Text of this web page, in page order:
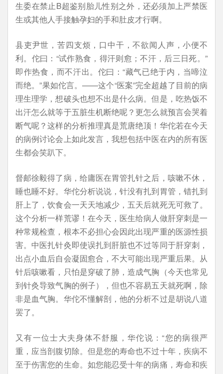
生委在禁止B超鉴别胎儿性别之外，还必须加上严禁医
生或其他人手接触孕妇的手和肚皮才行啊。
县吏尹世，苦四支烦，口中干，不欲闻人声，小便不
利。佗曰：“试作熟食，得汗则愈；不汗，后三日死。”
即作热食，而不汗出。佗曰：“藏气已绝于内，当啼泣
而绝。”果如佗言。——这个“医案”完全超越了目前的病
理生理学，想破头也想不出是什么病。但是，吃热饭不
出汗怎么就等于五脏生机断绝呢？更怎么就预言会哭着
断气呢？这样的分析推理真是荒唐绝顶！华佗若在今天
的病例讨论会上如此发言，我想包括中医在内的所有医
生都会笑趴下。
督邮徐毅得了病，给庸医在胃管扎针之后，咳嗽不休，
睡也睡不好。华佗分析说说，针没有扎到胃管，错扎到
肝上了，饮食会一天天地减少，五天后就死无可救了。
这个分析一样荒谬！在今天，医生给病人做肝穿刺是一
种常规检查，根本不必担心会因此出现严重的医源性损
害。中医扎针灸即使误扎到肝脏也不过等同于肝穿刺，
出点小血后自会凝固愈合，不大可能出现严重后果。从
针后咳嗽看，只怕是穿破了肺，造成气胸（今天也常见
到针灸导致气胸的例子），但也不容易五天就死啊，除
非是血气胸。华佗不懂解剖，他的分析不过是胡说八道
罢了。
又有一位士大夫身体不舒服，华佗说：“您的病很严
重，应当剖腹切除。但是您的寿命也不过十年，疾病不
至于伤害您的生命。如您能忍受十年的病痛，寿命和疾